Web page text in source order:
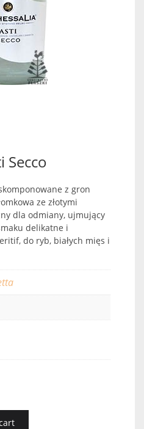
Secco
z gron
ze złotymi
dla odmiany, ujmujący
delikatne i
do ryb, białych mięs i